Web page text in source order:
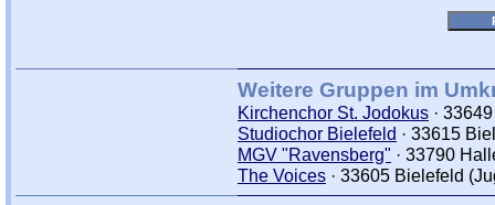
Weitere Gruppen im
Kirchenchor St. Jodokus ·
Studiochor Bielefeld · 33615
MGV "Ravensberg" · 33790
The Voices · 33605 Bielefeld